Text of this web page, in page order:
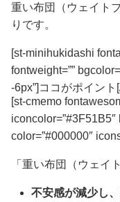
重い布団（ウェイト
りです。
[st-minihukidashi
fontweight=””
-6px”]ココがポイン
[st-cmemo
color=”#000000″
「重い布団（ウェイ
不安感が減少し